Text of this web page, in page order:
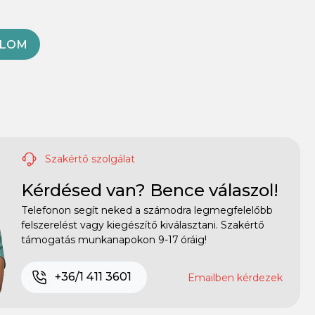
Szakértő szolgálat
Kérdésed van? Bence válaszol!
Telefonon segít neked a számodra legmegfelelőbb
felszerelést vagy kiegészítő kiválasztani. Szakértő
támogatás munkanapokon 9-17 óráig!
+36/1 411 3601 Emailben kérdezek